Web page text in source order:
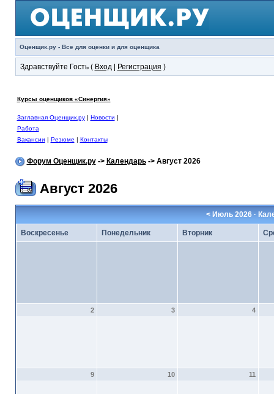
Оценщик.ру - Все для оценки и для оценщика
Здравствуйте Гость ( Вход| Регистрация )
Курсы оценщиков «Синергия»
Заглавная Оценщик.ру| Новости |
Работа
Вакансии | Резюме | Контакты
Форум Оценщик.ру-> Календарь-> Август 2026
Август 2026
< Июль 2026·
Воскресенье Понедельник Вторник
2 3 4
9 10 11